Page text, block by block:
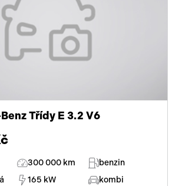
Třídy E 3.2 V6
300 000 km
benzin
165 kW kombi